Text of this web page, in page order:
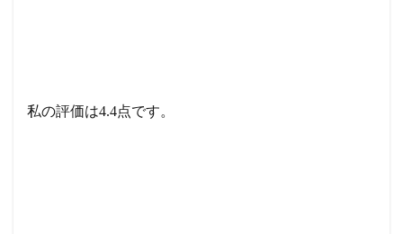
私の評価は4.4点です。